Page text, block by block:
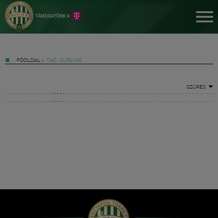
FŐOLDAL » TAG: CURLING
SZŰRÉS
Hírek